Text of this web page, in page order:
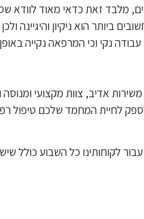
מלבד זאת כדאי מאוד לוודא
ביותר הוא ניקיון והיגיינה
נקי וכי המרפאה נקייה
אדיב, צוות מקצועי
לחיית המחמד שלכם טיפול
לקוחותינו כל השבוע כולל